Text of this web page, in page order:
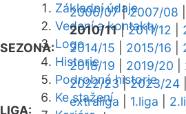
Základní údaje
Vedení a kontakty
Logo
Historie
Podrobná historie
Ke stažení
SEZONA:
2006/07|2007/08
2010/11|2011/12
2014/15
2015/16
2018/19
2019/20
2022/23|2023/24
LIGA:
extraliga 1.liga